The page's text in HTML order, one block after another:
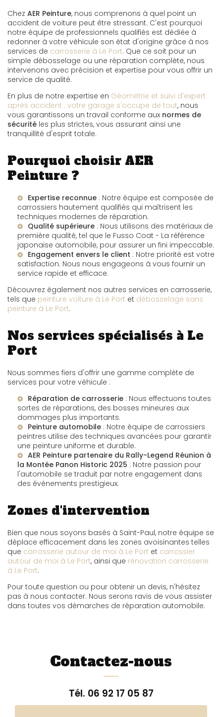
Chez AER Peinture, nous comprenons à quel point un
accident de voiture peut être stressant. C'est pourquoi
notre équipe de professionnels qualifiés est dédiée à
redonner à votre véhicule son état d'origine grâce à nos
services de carrosserie à Le Port. Que ce soit pour un
simple débosselage ou une réparation complète, nous
intervenons avec précision et expertise pour vous offrir un
service de qualité.
En plus de notre expertise en Géométrie et suivi d'expert
après accident : votre garage s'occupe de tout, nous
vous garantissons un travail conforme aux normes de
sécurité les plus strictes, vous assurant ainsi une
tranquillité d'esprit totale.
Pourquoi choisir AER
Peinture ?
Expertise reconnue : Notre équipe est composée de
carrossiers hautement qualifiés qui maîtrisent les
techniques modernes de réparation.
Qualité supérieure : Nous utilisons des matériaux de
première qualité, tel que le Fusso Coat - La référence
japonaise automobile, pour assurer un fini impeccable.
Engagement envers le client : Notre priorité est votre
satisfaction. Nous nous engageons à vous fournir un
service rapide et efficace.
Découvrez également nos autres services en carrosserie,
tels que peinture voiture à Le Port et débosselage sans
peinture à Le Port.
Nos services spécialisés à Le
Port
Nous sommes fiers d'offrir une gamme complète de
services pour votre véhicule :
Réparation de carrosserie : Nous effectuons toutes
sortes de réparations, des bosses mineures aux
dommages plus importants.
Peinture automobile : Notre équipe de carrossiers
peintres utilise des techniques avancées pour garantir
une peinture uniforme et durable.
AER Peinture partenaire du Rally-Legend Réunion à
la Montée Panon Historic 2025 : Notre passion pour
l'automobile se traduit par notre engagement dans
des événements prestigieux.
Zones d'intervention
Bien que nous soyons basés à Saint-Paul, notre équipe se
déplace efficacement dans les zones avoisinantes telles
que carrosserie autour de moi à Le Port et carrossier
autour de moi à Le Port, ainsi que rénovation carrosserie
à Le Port.
Pour toute question ou pour obtenir un devis, n'hésitez
pas à nous contacter. Nous serons ravis de vous assister
dans toutes vos démarches de réparation automobile.
Contactez-nous
Tél. 06 92 17 05 87